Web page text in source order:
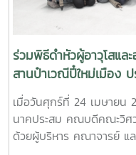
Ken’ichi Yano ได้นำเส
Engineering, Welfare
ซึ่งเกี่ยวข้องกับเทคโนโลยี
ออกแบบและพัฒนาหุ่นยนต์
การช่วยเหลือผู้ประสบภัย
แทนจากหลักสูตรวิศวกรร
ร่วมพิธีดำหัวผู้อาวุโสแล
สานป๋าเวณีปี๋ใหม่เมือง
เมื่อวันศุกร์ที่ 24 เมษายน
นาคประสม คณบดีคณะวิศ
ด้วยผู้บริหาร คณาจารย์ แ